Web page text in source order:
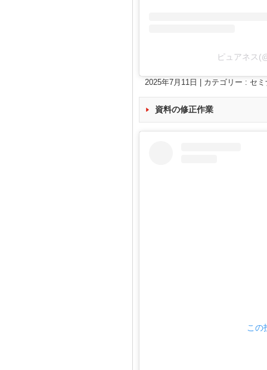
ピュアネス
2025年7月11日 | カテゴリー : セ
資料の修正作業
この